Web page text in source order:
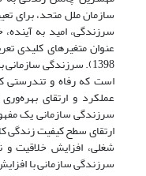
سازمان ملل متحد، برای
سرزندگی، امید به
عنوان متغیرهای کلیدی
1398). سرزندگی
است که رفاه و تندرستی
سرزندگی سازمانی یک
ارتقای سطح کیفیت زندگی
شغلی، افزایش خلاقیت
سرزندگی سازمانی با